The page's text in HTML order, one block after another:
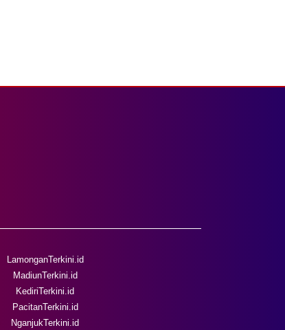
LamonganTerkini.id
MadiunTerkini.id
KediriTerkini.id
PacitanTerkini.id
NganjukTerkini.id